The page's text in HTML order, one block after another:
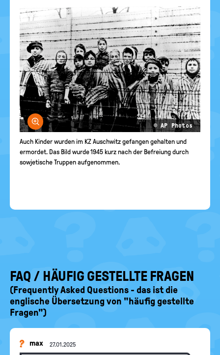
Bild vergrößern
© AP Photos
Auch Kinder wurden im KZ Auschwitz gefangen gehalten und
ermordet. Das Bild wurde 1945 kurz nach der Befreiung durch
sowjetische Truppen aufgenommen.
FAQ / HÄUFIG GESTELLTE FRAGEN
(Frequently Asked Questions - das ist die
englische Übersetzung von "häufig gestellte
Fragen")
max 27.01.2025